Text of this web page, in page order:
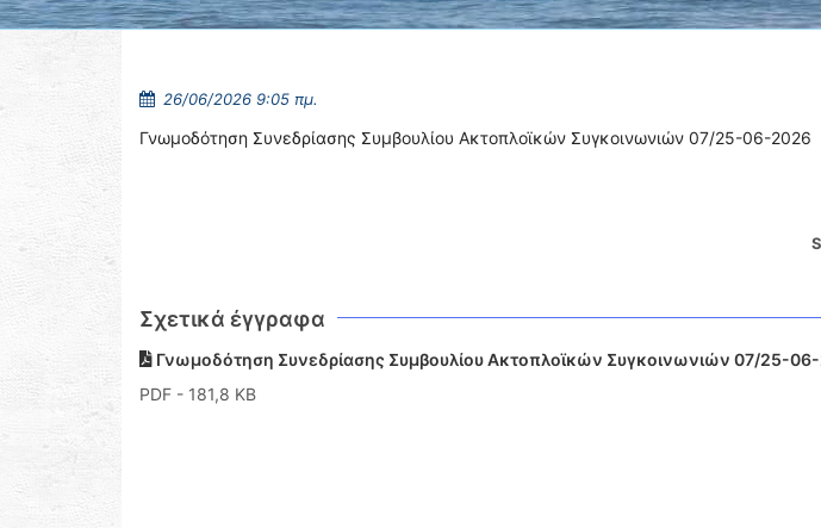
26/06/2026 9:05 πμ.
Γνωμοδότηση Συνεδρίασης Συμβουλίου Ακτοπλοϊκών Συγκοινωνιών 07/25-06-2026
Σχετικά έγγραφα
Γνωμοδότηση Συνεδρίασης Συμβουλίου Ακτοπλοϊκών Συγκοινωνιών 07/25-
PDF - 181,8 KB